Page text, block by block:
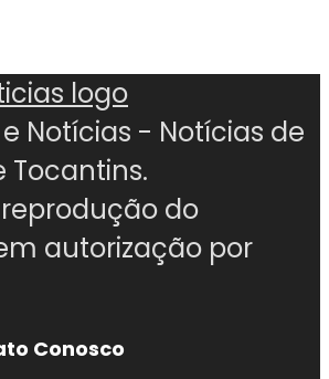
Notícias - Notícias de
Tocantins.
do
autorização por
Conosco